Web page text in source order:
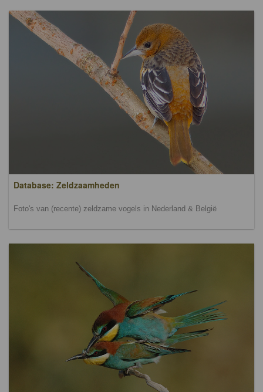
Database: Zeldzaamheden
Foto's van (recente) zeldzame vogels in Nederland & België